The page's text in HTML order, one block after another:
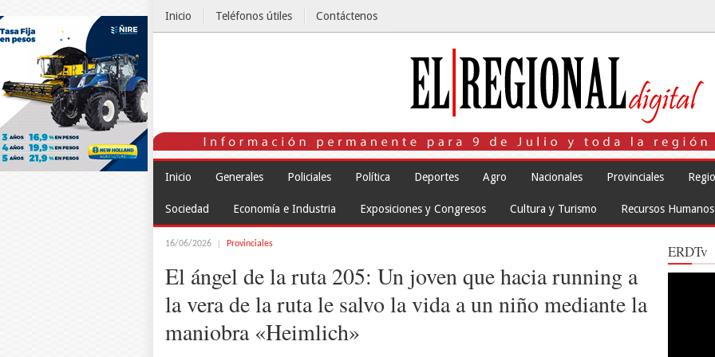
Inicio Teléfonos útiles Contáctenos
Inicio Generales Policiales Política Deportes Agro Nacionales Provinciales
Sociedad Economía e Industria Exposiciones y Congresos Cultura y Turismo Recursos Humanos
16/06/2026 Provinciales
El ángel de la ruta 205: Un joven que hacia running a
la vera de la ruta le salvo la vida a un niño mediante la
maniobra «Heimlich»
ERDTv